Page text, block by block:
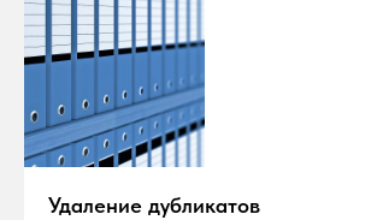
Удаление дубликатов